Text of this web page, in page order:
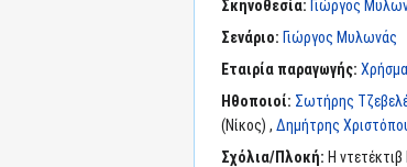
Σκηνοθεσία: Γιώργος
Σενάριο: Γιώργος Μυλωνάς
Εταιρία παραγωγής:
Ηθοποιοί: Σωτήρης
(Νίκος) , Δημήτρης
Σχόλια/Πλοκή: Η